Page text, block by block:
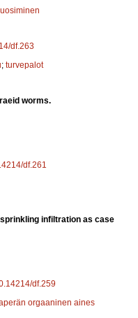
df.263
; turvepalot
worms.
df.261
infiltration as case
df.259
orgaaninen aines